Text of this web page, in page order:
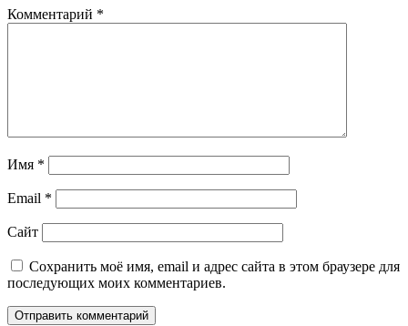
Комментарий *
Имя *
Email *
Сайт
Сохранить моё имя, email и адрес сайта в этом браузере для
последующих моих комментариев.